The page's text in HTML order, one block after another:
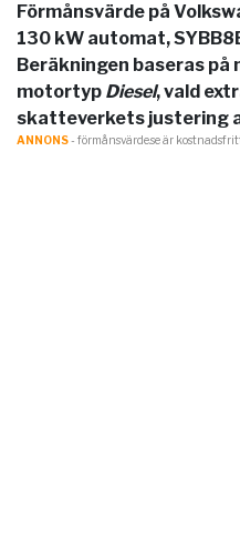
Förmånsvärde på
130 kW automat,
Beräkningen baseras på
motortyp Diesel, vald
skatteverkets justering
ANNONS- förmånsvärde.se är